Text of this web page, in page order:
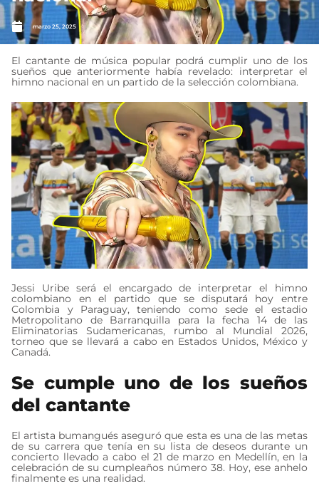
marzo 25, 2025
El cantante de música popular podrá cumplir uno de los
sueños que anteriormente había revelado: interpretar el
himno nacional en un partido de la selección colombiana.
Jessi Uribe será el encargado de interpretar el himno
colombiano en el partido que se disputará hoy entre
Colombia y Paraguay, teniendo como sede el estadio
Metropolitano de Barranquilla para la fecha 14 de las
Eliminatorias Sudamericanas, rumbo al Mundial 2026,
torneo que se llevará a cabo en Estados Unidos, México y
Canadá.
Se cumple uno de los sueños
del cantante
El artista bumangués aseguró que esta es una de las metas
de su carrera que tenía en su lista de deseos durante un
concierto llevado a cabo el 21 de marzo en Medellín, en la
celebración de su cumpleaños número 38. Hoy, ese anhelo
finalmente es una realidad.